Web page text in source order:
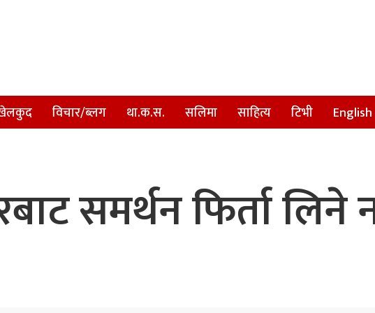
विचार/ब्लग था.क.स. सलिमा साहित्य टिभी English
समर्थन फिर्ता लिने